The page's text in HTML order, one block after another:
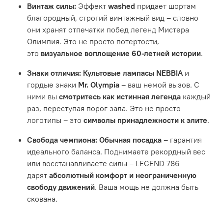
Винтаж силы: Эффект washed придает шортам
благородный, строгий винтажный вид – словно
они хранят отпечатки побед легенд Мистера
Олимпия. Это не просто потертости,
это визуальное воплощение 60-летней истории.
Знаки отличия: Культовые лампасы NEBBIA и
гордые знаки Mr. Olympia – ваш немой вызов. С
ними вы смотритесь как истинная легенда каждый
раз, переступая порог зала. Это не просто
логотипы – это символы принадлежности к элите.
Свобода чемпиона: Обычная посадка – гарантия
идеального баланса. Поднимаете рекордный вес
или восстанавливаете силы – LEGEND 786
дарят абсолютный комфорт и неограниченную
свободу движений. Ваша мощь не должна быть
скована.